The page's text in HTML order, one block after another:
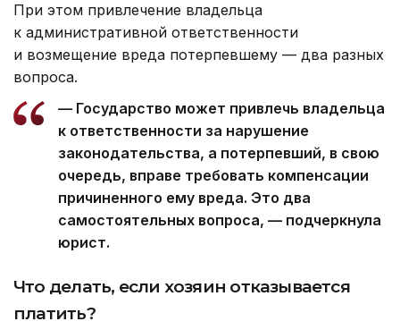
При этом привлечение владельца
к административной ответственности
и возмещение вреда потерпевшему — два разных
вопроса.
— Государство может привлечь владельца
к ответственности за нарушение
законодательства, а потерпевший, в свою
очередь, вправе требовать компенсации
причиненного ему вреда. Это два
самостоятельных вопроса, — подчеркнула
юрист.
Что делать, если хозяин отказывается
платить?